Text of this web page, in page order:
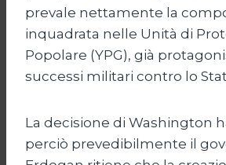
prevale nettamente la
inquadrata nelle Unità di
Popolare (YPG), già
successi militari contro lo
La decisione di Washington
perciò prevedibilmente il